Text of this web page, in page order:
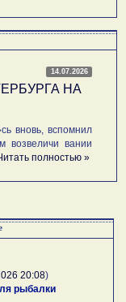
14.07.2026
НА
вспомнил
возвеличи вании
полностью »
20:08)
рыбалки